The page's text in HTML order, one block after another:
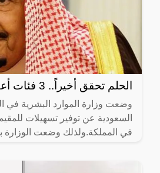
الحلم تحقق أخيراً.. 3 فئات أعفتها السعودية من
وضعت وزارة الموارد البشرية في
السعودية عن توفير تسهيلات
في المملكة.ولذلك وضعت الوزارة